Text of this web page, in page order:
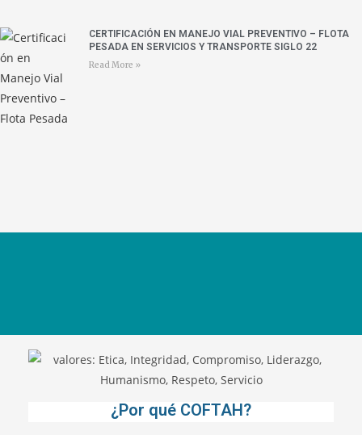
CERTIFICACIÓN EN MANEJO VIAL PREVENTIVO – FLOTA
PESADA EN SERVICIOS Y TRANSPORTE SIGLO 22
Read More »
¿Por qué COFTAH?